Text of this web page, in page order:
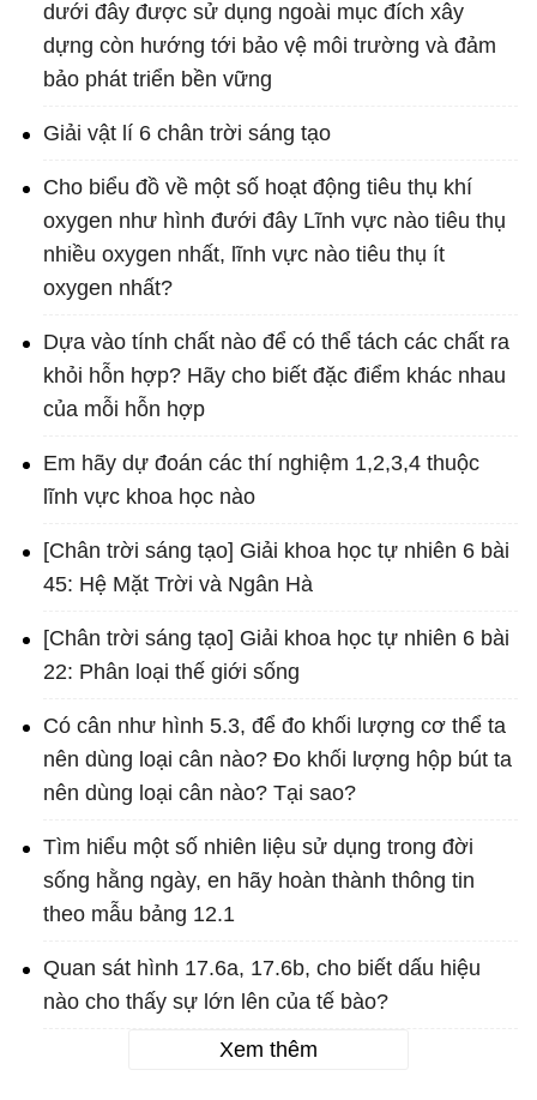
dưới đây được sử dụng ngoài mục đích xây
dựng còn hướng tới bảo vệ môi trường và đảm
bảo phát triển bền vững
Giải vật lí 6 chân trời sáng tạo
Cho biểu đồ về một số hoạt động tiêu thụ khí
oxygen như hình đưới đây Lĩnh vực nào tiêu thụ
nhiều oxygen nhất, lĩnh vực nào tiêu thụ ít
oxygen nhất?
Dựa vào tính chất nào để có thể tách các chất ra
khỏi hỗn hợp? Hãy cho biết đặc điểm khác nhau
của mỗi hỗn hợp
Em hãy dự đoán các thí nghiệm 1,2,3,4 thuộc
lĩnh vực khoa học nào
[Chân trời sáng tạo] Giải khoa học tự nhiên 6 bài
45: Hệ Mặt Trời và Ngân Hà
[Chân trời sáng tạo] Giải khoa học tự nhiên 6 bài
22: Phân loại thế giới sống
Có cân như hình 5.3, để đo khối lượng cơ thể ta
nên dùng loại cân nào? Đo khối lượng hộp bút ta
nên dùng loại cân nào? Tại sao?
Tìm hiểu một số nhiên liệu sử dụng trong đời
sống hằng ngày, en hãy hoàn thành thông tin
theo mẫu bảng 12.1
Quan sát hình 17.6a, 17.6b, cho biết dấu hiệu
nào cho thấy sự lớn lên của tế bào?
Xem thêm